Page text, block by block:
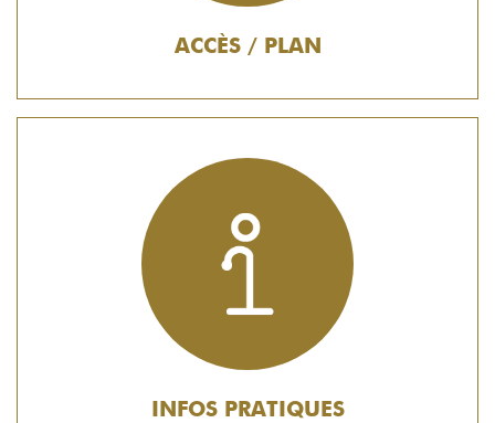
ACCÈS / PLAN
INFOS PRATIQUES